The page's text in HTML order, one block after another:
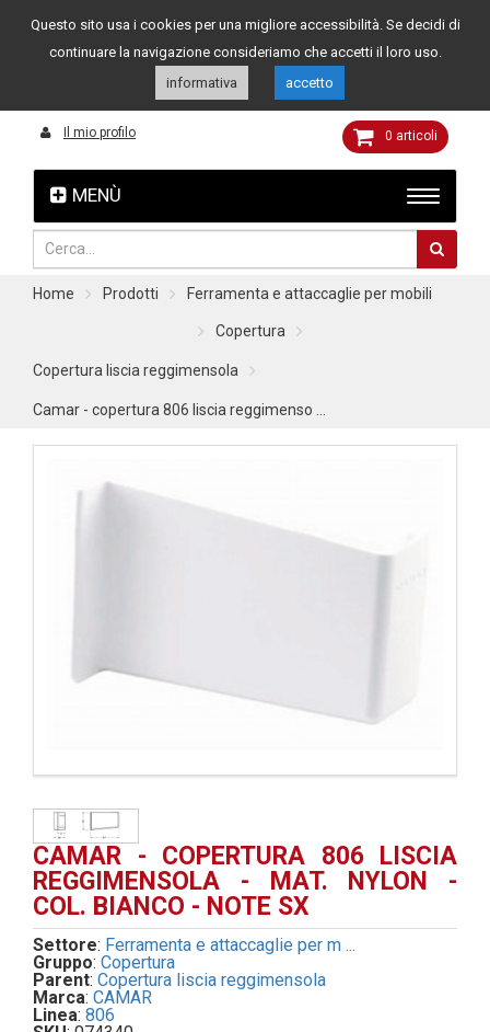
Assistenza clienti 049 8015108 349 4262144
MENÙ
Il mio profilo 0 articoli
Home Prodotti Ferramenta e attaccaglie per mobili
Copertura
Copertura liscia reggimensola
Camar - copertura 806 liscia reggimenso ...
CAMAR - COPERTURA 806 LISCIA
REGGIMENSOLA - MAT. NYLON -
COL. BIANCO - NOTE SX
Settore: Ferramenta e attaccaglie per m ...
Gruppo: Copertura
Parent: Copertura liscia reggimensola
Marca: CAMAR
Linea: 806
Questo sito usa i cookies per una migliore accessibilità. Se decidi di
continuare la navigazione consideriamo che accetti il loro uso.
informativa
accetto